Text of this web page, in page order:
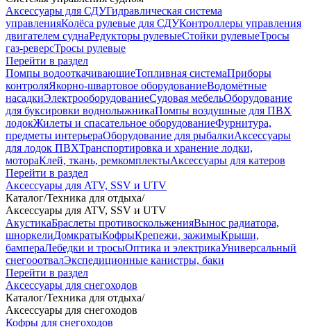
Аксессуары для СДУГидравлическая система
управленияКолёса рулевые для СДУКонтроллеры управления
двигателем суднаРедукторы рулевыеСтойки рулевыеТросы
газ-реверсТросы рулевые
Перейти в раздел
Помпы водооткачивающиеТопливная системаПриборы
контроляЯкорно-швартовое оборудованиеВодомётные
насадкиЭлектрооборудованиеСудовая мебельОборудование
для буксировки воднолыжникаПомпы воздушные для ПВХ
лодокЖилеты и спасательное оборудованиеФурнитура,
предметы интерьераОборудование для рыбалкиАксессуары
для лодок ПВХТранспортировка и хранение лодки,
мотораКлей, ткань, ремкомплектыАксессуары для катеров
Перейти в раздел
Аксессуары для ATV, SSV и UTV
Каталог/Техника для отдыха/
Аксессуары для ATV, SSV и UTV
АкустикаБраслеты противоскольженияВынос радиатора,
шноркелиДомкратыКофрыКрепежи, зажимыКрыши,
бампераЛебедки и тросыОптика и электрикаУниверсальный
снегооотвалЭкспедиционные канистры, баки
Перейти в раздел
Аксессуары для снегоходов
Каталог/Техника для отдыха/
Аксессуары для снегоходов
Кофры для снегоходов